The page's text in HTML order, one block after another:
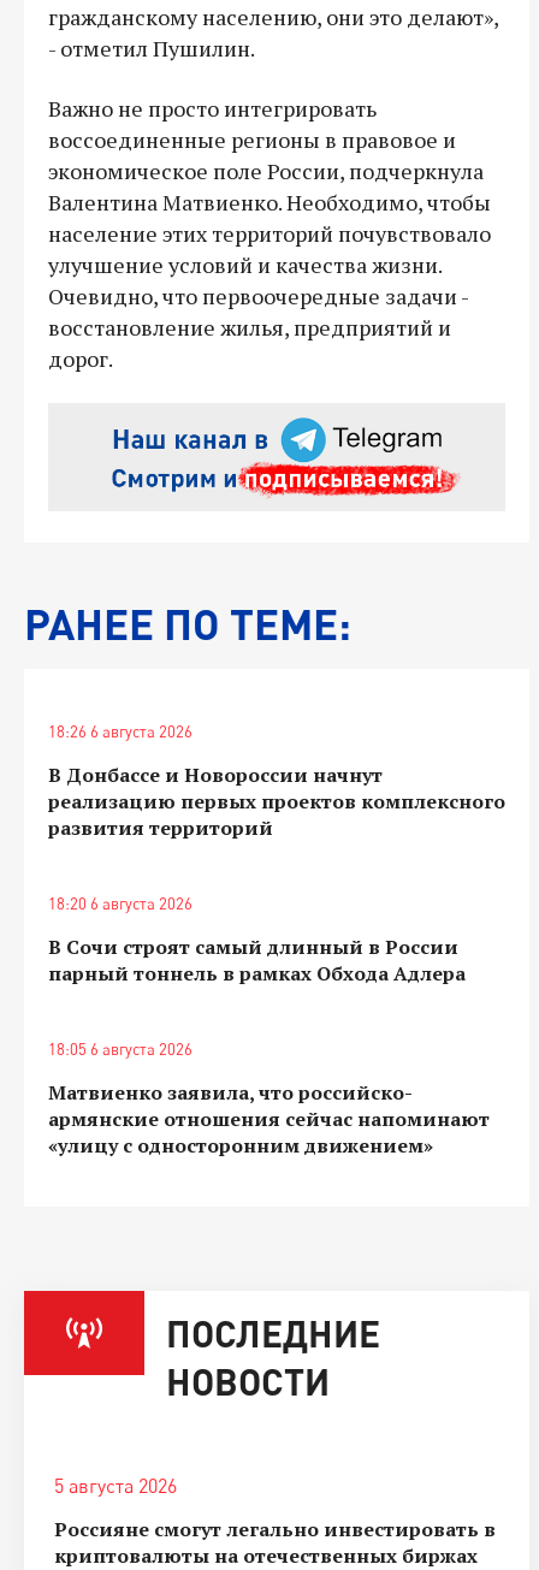
гражданскому населению, они это делают»,
- отметил Пушилин.
Важно не просто интегрировать
воссоединенные регионы в правовое и
экономическое поле России, подчеркнула
Валентина Матвиенко. Необходимо, чтобы
население этих территорий почувствовало
улучшение условий и качества жизни.
Очевидно, что первоочередные задачи -
восстановление жилья, предприятий и
дорог.
РАНЕЕ ПО ТЕМЕ:
18:26 6 августа 2026
В Донбассе и Новороссии начнут
реализацию первых проектов комплексного
развития территорий
18:20 6 августа 2026
В Сочи строят самый длинный в России
парный тоннель в рамках Обхода Адлера
18:05 6 августа 2026
Матвиенко заявила, что российско-
армянские отношения сейчас напоминают
«улицу с односторонним движением»
ПОСЛЕДНИЕ
НОВОСТИ
5 августа 2026
Россияне смогут легально инвестировать в
криптовалюты на отечественных биржах